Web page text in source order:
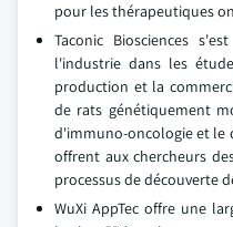
pour les thérapeutiques
Taconic Biosciences
l'industrie dans les
production et la
de rats génétiquement
d'immuno-oncologie et le
offrent aux chercheurs
processus de découverte
WuXi AppTec offre une